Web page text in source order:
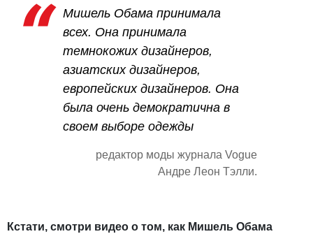
Мишель Обама принимала
всех. Она принимала
темнокожих дизайнеров,
азиатских дизайнеров,
европейских дизайнеров. Она
была очень демократична в
своем выборе одежды
редактор моды журнала Vogue
Андре Леон Тэлли.
Кстати, смотри видео о том, как Мишель Обама